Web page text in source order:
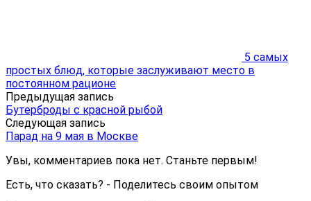
5 самых
простых блюд, которые заслуживают место в
постоянном рационе
Предыдущая запись
Бутерброды с красной рыбой
Следующая запись
Парад на 9 мая в Москве
Увы, комментариев пока нет. Станьте первым!
Есть, что сказать? - Поделитесь своим опытом